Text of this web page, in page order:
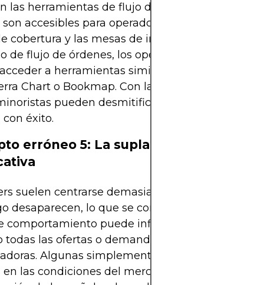
las herramientas de flujo de órdenes, algunos
accesibles para operadores institucionales.
cobertura y las mesas de inversión utilizan
de flujo de órdenes, los operadores minoristas
a herramientas similares a través de
Chart o Bookmap. Con la formación
pueden desmitificar el flujo de órdenes
éxito.
erróneo 5: La suplantación siempre
suelen centrarse demasiado en órdenes
desaparecen, lo que se conoce como
comportamiento puede influir en el
todas las ofertas o demandas grandes son
Algunas simplemente reflejan la
las condiciones del mercado. Confiar